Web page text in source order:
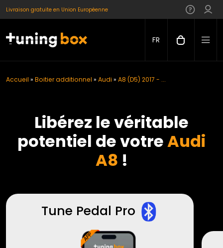
Livraison gratuite en Union Européenne
FR
Accueil » Boitier additionnel » Audi » A8 (D5) 2017 - ...
Libérez le véritable
potentiel de votreAudi
A8 !
Tune Pedal Pro